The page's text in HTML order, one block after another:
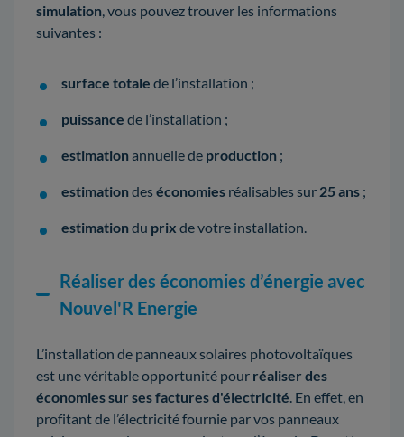
simulation, vous pouvez trouver les informations
suivantes :
surface totale de l’installation ;
puissance de l’installation ;
estimationannuelle de production ;
estimationdeséconomies réalisables sur 25 ans ;
estimationdu prix de votre installation.
Réaliser des économies d’énergie avec
Nouvel'R Energie
L’installation de panneaux solaires photovoltaïques
est une véritable opportunité pour réaliser des
économies sur ses factures d'électricité. En effet, en
profitant de l’électricité fournie par vos panneaux